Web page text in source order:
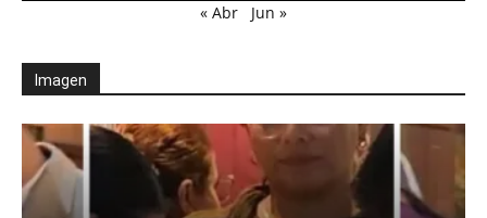
« Abr
Jun »
Imagen